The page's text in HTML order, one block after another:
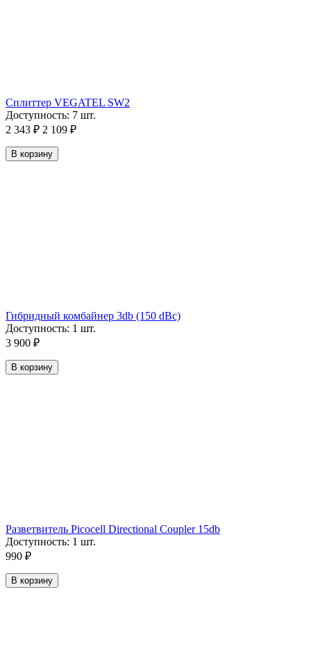
Сплиттер VEGATEL SW2
Доступность: 7 шт.
2 343 ₽ 2 109 ₽
В корзину
Гибридный комбайнер 3db (150 dBc)
Доступность: 1 шт.
3 900 ₽
В корзину
Разветвитель Picocell Directional Coupler 15db
Доступность: 1 шт.
990 ₽
В корзину